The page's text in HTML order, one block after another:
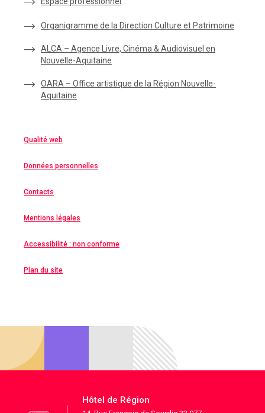
Organigramme de la Direction Culture et Patrimoine
ALCA – Agence Livre, Cinéma & Audiovisuel en
Nouvelle-Aquitaine
OARA – Office artistique de la Région Nouvelle-
Aquitaine
Qualité web
Données personnelles
Contacts
Mentions légales
Accessibilité : non conforme
Plan du site
Hôtel de Région